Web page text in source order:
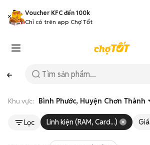
Voucher KFC đến 100k
Chỉ có trên app Chợ Tốt
Khu vực: Bình Phước, Huyện Chơn Thành
Lọc Linh kiện (RAM, Card...) Giá